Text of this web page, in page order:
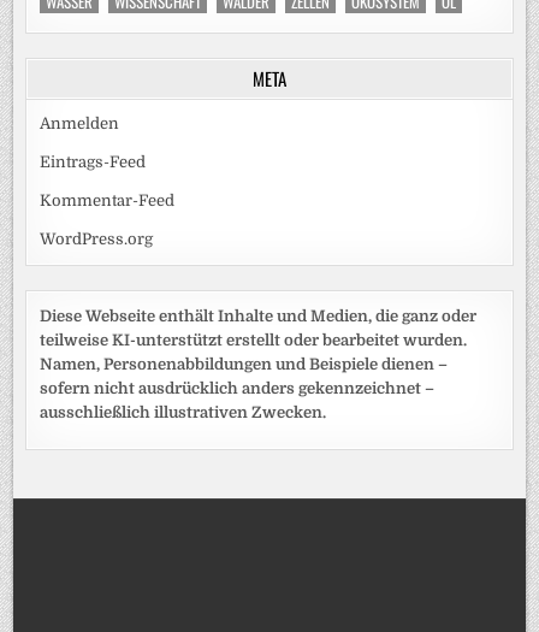
META
Anmelden
Eintrags-Feed
Kommentar-Feed
WordPress.org
Diese Webseite enthält Inhalte und Medien, die ganz oder
teilweise KI-unterstützt erstellt oder bearbeitet wurden.
Namen, Personenabbildungen und Beispiele dienen –
sofern nicht ausdrücklich anders gekennzeichnet –
ausschließlich illustrativen Zwecken.